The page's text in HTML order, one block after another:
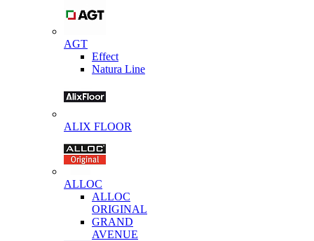
AGT
Effect
Natura Line
ALIX FLOOR
ALLOC
ALLOC
ORIGINAL
GRAND
AVENUE